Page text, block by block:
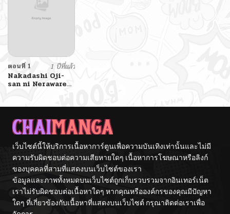
ตอนที่ 1
1 ปีที่แล้ว
Nakadashi Oji-
san ni Nerawareta
เว็บไซต์นี้ให้บริการเนื้อหาการ์ตูนเพื่อความบันเทิงเท่านั้นและไม่มี
ความรับผิดชอบต่อความเสียหายใดๆ เนื้อหาการโฆษณาหรือลิงก์
ของบุคคลที่สามที่แสดงบนเว็บไซต์ของเรา
ข้อมูลและภาพทั้งหมดบนเว็บไซต์ถูกเก็บรวบรวมจากอินเทอร์เน็ต
เราไม่รับผิดชอบต่อเนื้อหาใดๆ หากคุณหรือองค์กรของคุณมีปัญหา
ใดๆ ที่เกี่ยวข้องกับเนื้อหาที่แสดงบนเว็บไซต์ กรุณาติดต่อเราเพื่อ